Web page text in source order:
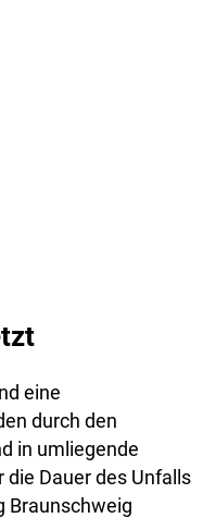
eine
durch den
in umliegende
die Dauer des Unfalls
Braunschweig